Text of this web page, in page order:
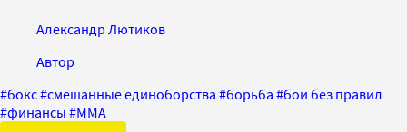
Александр Лютиков
Автор
#бокс#смешанные единоборства #борьба #бои без правил
#финансы #ММА